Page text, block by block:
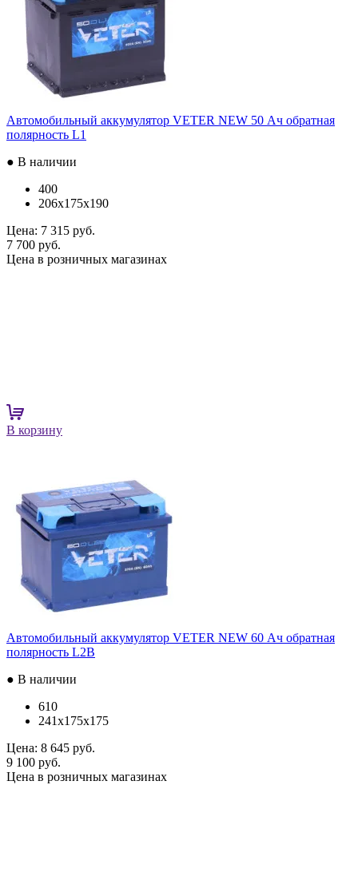
Автомобильный аккумулятор VETER NEW 50 Ач обратная
полярность L1
● В наличии
400
206x175x190
Цена: 7 315 руб.
7 700 руб.
Цена в розничных магазинах
В корзину
Автомобильный аккумулятор VETER NEW 60 Ач обратная
полярность L2B
● В наличии
610
241x175x175
Цена: 8 645 руб.
9 100 руб.
Цена в розничных магазинах